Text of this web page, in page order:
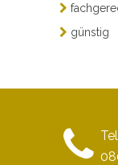
günstig